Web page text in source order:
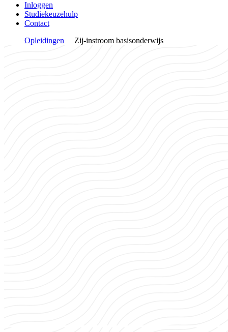
Inloggen
Studiekeuzehulp
Contact
Opleidingen
Zij-instroom basisonderwijs